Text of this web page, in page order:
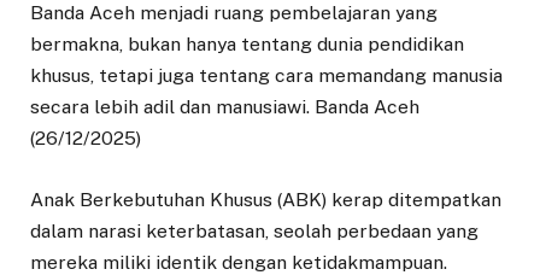
Banda Aceh menjadi ruang pembelajaran yang
bermakna, bukan hanya tentang dunia pendidikan
khusus, tetapi juga tentang cara memandang manusia
secara lebih adil dan manusiawi. Banda Aceh
(26/12/2025)
Anak Berkebutuhan Khusus (ABK) kerap ditempatkan
dalam narasi keterbatasan, seolah perbedaan yang
mereka miliki identik dengan ketidakmampuan.